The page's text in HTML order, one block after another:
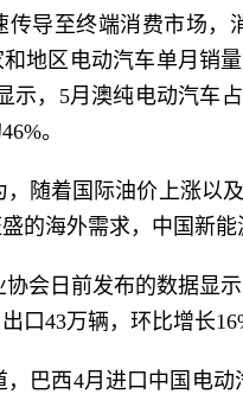
传导至终端消费市场，
地区电动汽车单月销
示，5月澳纯电动汽车
。
，随着国际油价上涨以
的海外需求，中国新
协会日前发布的数据显
口43万辆，环比增长
，巴西4月进口中国电